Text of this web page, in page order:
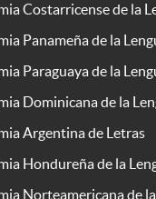
Costarricense de la
Panameña de la
Paraguaya de la
Dominicana de la
Argentina de Letras
Hondureña de la
Norteamericana de